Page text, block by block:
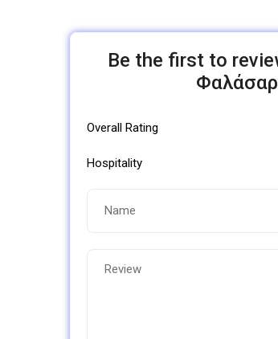
Be the first to
Overall Rating
Hospitality